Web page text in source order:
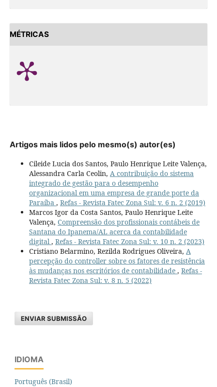
MÉTRICAS
Artigos mais lidos pelo mesmo(s) autor(es)
Cileide Lucia dos Santos, Paulo Henrique Leite Valença,
Alessandra Carla Ceolin, A contribuição do sistema
integrado de gestão para o desempenho
organizacional em uma empresa de grande porte da
Paraíba , Refas - Revista Fatec Zona Sul: v. 6 n. 2 (2019)
Marcos Igor da Costa Santos, Paulo Henrique Leite
Valença, Compreensão dos profissionais contábeis de
Santana do Ipanema/AL acerca da contabilidade
digital , Refas - Revista Fatec Zona Sul: v. 10 n. 2 (2023)
Cristiano Belarmino, Rezilda Rodrigues Oliveira, A
percepção do controller sobre os fatores de resistência
às mudanças nos escritórios de contabilidade , Refas -
Revista Fatec Zona Sul: v. 8 n. 5 (2022)
ENVIAR SUBMISSÃO
IDIOMA
Português (Brasil)